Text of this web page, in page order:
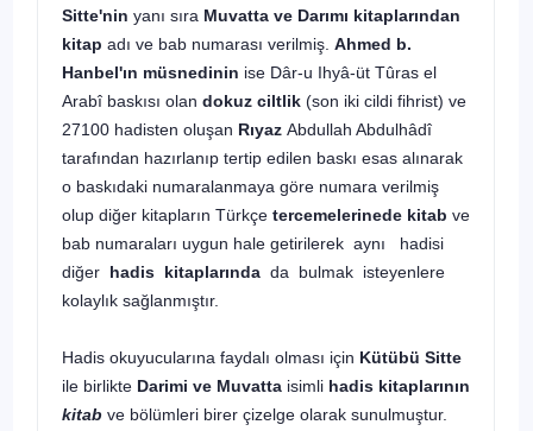
Sitte'nin yanı sıra Muvatta ve Darımı kitaplarından
kitap adı ve bab numarası verilmiş. Ahmed b.
Hanbel'ın müsnedinin ise Dâr-u Ihyâ-üt Tûras el
Arabî baskısı olan dokuz ciltlik (son iki cildi fihrist) ve
27100 hadisten oluşan Rıyaz Abdullah Abdulhâdî
tarafından hazırlanıp tertip edilen baskı esas alınarak
o baskıdaki numaralanmaya göre numara verilmiş
olup diğer kitapların Türkçe tercemelerinede kitab ve
bab numaraları uygun hale getirilerek aynı hadisi
diğer hadis kitaplarında da bulmak isteyenlere
kolaylık sağlanmıştır.
Hadis okuyucularına faydalı olması için Kütübü Sitte
ile birlikte Darimi ve Muvatta isimli hadis kitaplarının
kitab ve bölümleri birer çizelge olarak sunulmuştur.